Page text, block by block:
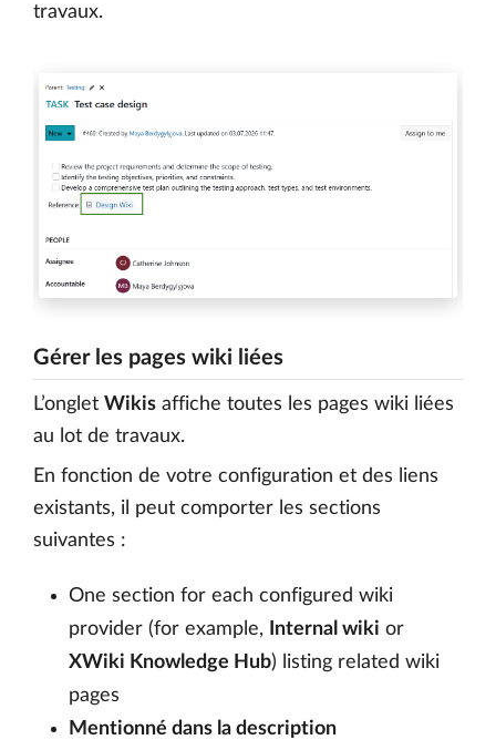
travaux.
Gérer les pages wiki liées
L’onglet Wikis affiche toutes les pages wiki liées
au lot de travaux.
En fonction de votre configuration et des liens
existants, il peut comporter les sections
suivantes :
One section for each configured wiki
provider (for example,
Internal wiki or
XWiki Knowledge Hub) listing related wiki
pages
Mentionné dans la description